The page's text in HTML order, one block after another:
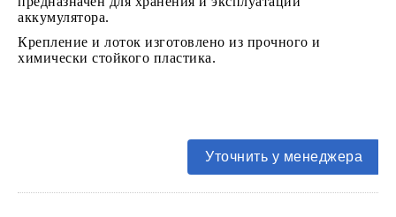
аккумулятора.
Крепление и лоток изготовлено из прочного и
химически стойкого пластика.
Уточнить у менеджера